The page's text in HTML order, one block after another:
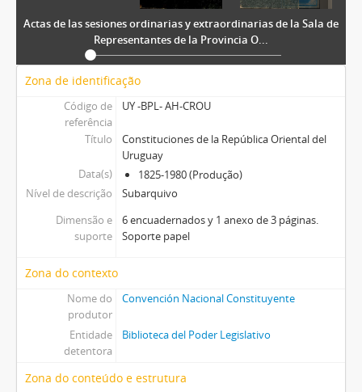
Actas de las sesiones ordinarias y extraordinarias de la Sala de
Representantes de la Provincia O...
Zona de identificação
Código de
referência
UY -BPL- AH-CROU
Título
Constituciones de la República Oriental del
Uruguay
Data(s)
1825-1980 (Produção)
Nível de descrição
Subarquivo
Dimensão e
suporte
6 encuadernados y 1 anexo de 3 páginas.
Soporte papel
Zona do contexto
Nome do
produtor
Convención Nacional Constituyente
Entidade
detentora
Biblioteca del Poder Legislativo
Zona do conteúdo e estrutura